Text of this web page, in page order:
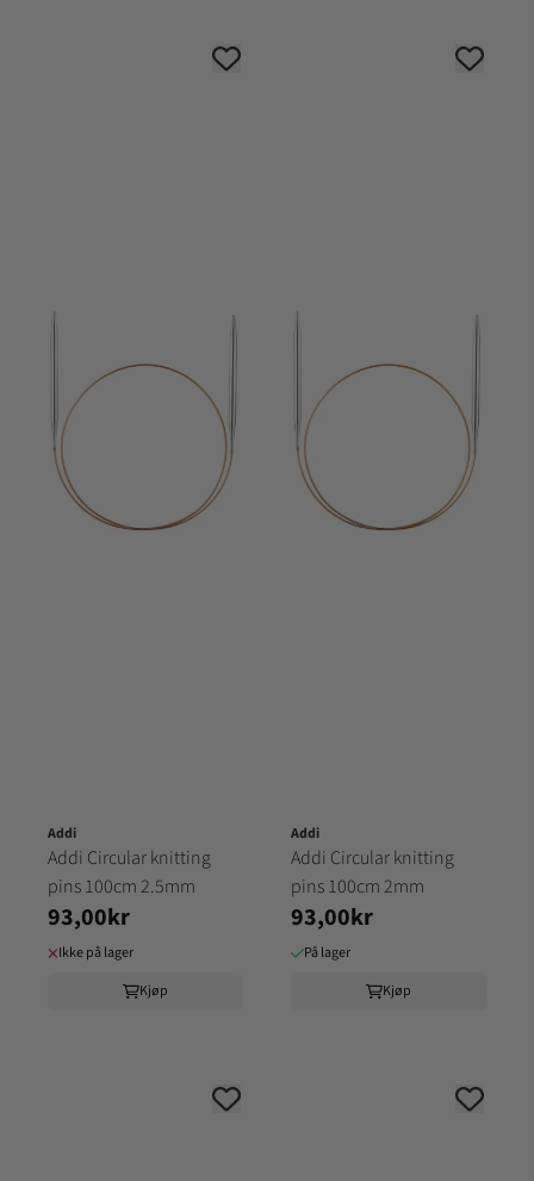
Addi
Addi Circular knitting
pins 100cm 2.5mm
93,00kr
Ikke på lager
Kjøp
Addi
Addi Circular knitting
pins 100cm 2mm
93,00kr
På lager
Kjøp